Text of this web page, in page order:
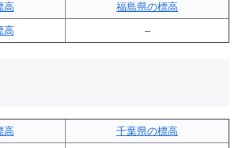
高
福島県の標高
高
–
高
千葉県の標高